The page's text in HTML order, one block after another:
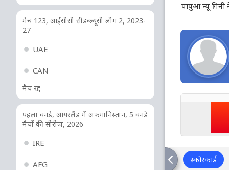
मैच 123, आईसीसी सीडब्ल्यूसी लीग 2, 2023-
27
UAE
CAN
मैच रद्द
पहला वनडे, आयरलैंड में अफगानिस्तान, 5 वनडे
मैचों की सीरीज, 2026
IRE
AFG
पापुआ न्यू गिनी
स्कोरकार्ड